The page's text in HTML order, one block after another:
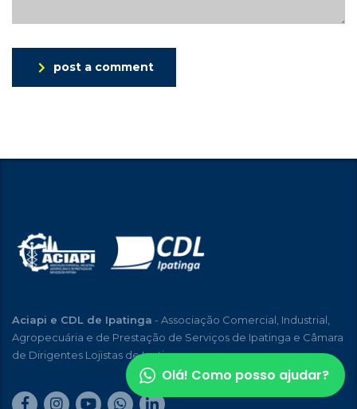
post a comment
Aciapi e CDL de Ipatinga - Associação Comercial, Industrial,
Agropecuária e de Prestação de Serviços de Ipatinga e Câmara
de Dirigentes Lojistas de Ipatinga
Olá! Como posso ajudar?